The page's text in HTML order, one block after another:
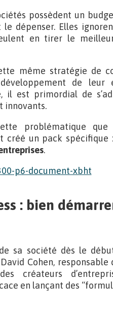
possèdent un
dépenser. Elles
en tirer le
même stratégie de
de
il est primordial de
innovants.
problématique que
créé un pack spécifique
.
: bien
sa société dès le
Cohen, responsable
créateurs
en lançant des